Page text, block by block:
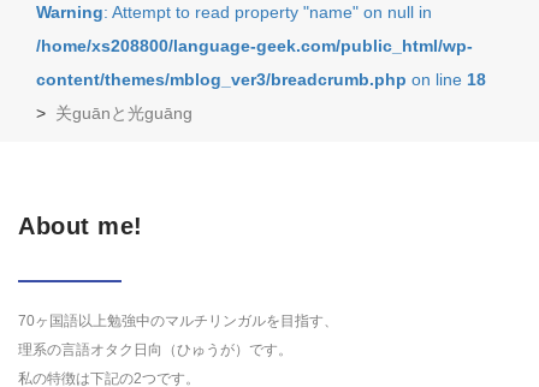
Warning: Attempt to read property "name" on null in
/home/xs208800/language-geek.com/public_html/wp-
content/themes/mblog_ver3/breadcrumb.php on line 18
> 关guānと光guāng
About me!
70ヶ国語以上勉強中のマルチリンガルを目指す、
理系の言語オタク日向（ひゅうが）です。
私の特徴は下記の2つです。